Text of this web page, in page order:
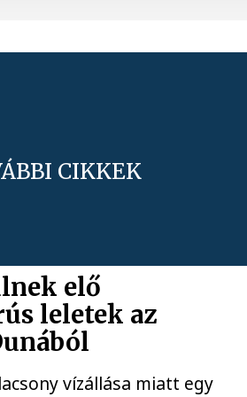
CIKKEK
elő
leletek az
vízállása miatt egy